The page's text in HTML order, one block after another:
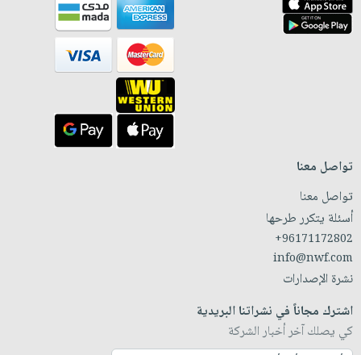
تواصل معنا
تواصل معنا
أسئلة يتكرر طرحها
+96171172802
info@nwf.com
نشرة الإصدارات
اشترك مجاناً في نشراتنا البريدية
كي يصلك آخر أخبار الشركة